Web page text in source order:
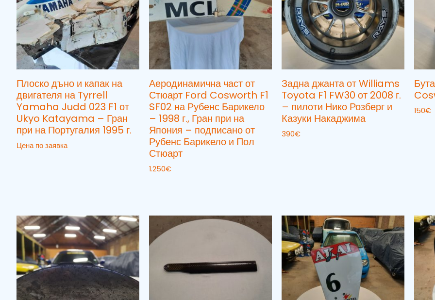
Плоско дъно и капак на
двигателя на Tyrrell
Yamaha Judd 023 F1 от
Ukyo Katayama – Гран
при на Португалия 1995 г.
Цена по заявка
Аеродинамична част от
Стюарт Ford Cosworth F1
SF02 на Рубенс Барикело
– 1998 г., Гран при на
Япония – подписано от
Рубенс Барикело и Пол
Стюарт
1.250€
Задна джанта от Williams
Toyota F1 FW30 от 2008 г.
– пилоти Нико Розберг и
Казуки Накаджима
390€
150€